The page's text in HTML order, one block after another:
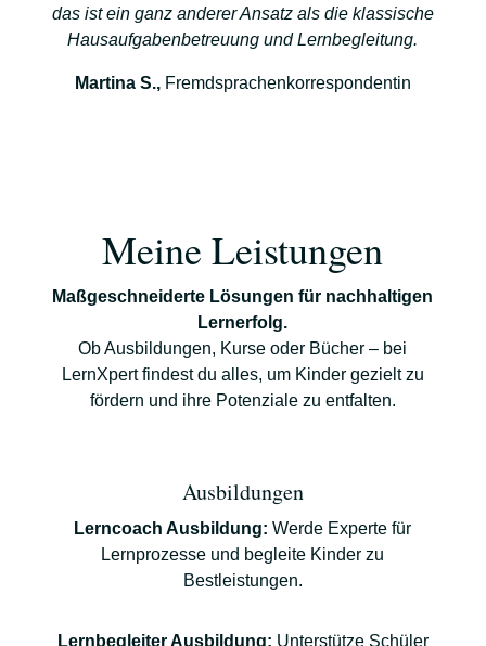
das ist ein ganz anderer Ansatz als die klassische
Hausaufgabenbetreuung und Lernbegleitung.
Martina S.,Fremdsprachenkorrespondentin
Meine Leistungen
Maßgeschneiderte Lösungen für nachhaltigen
Lernerfolg.
Ob Ausbildungen, Kurse oder Bücher – bei
LernXpert findest du alles, um Kinder gezielt zu
fördern und ihre Potenziale zu entfalten.
Ausbildungen
Lerncoach Ausbildung:Werde Experte für
Lernprozesse und begleite Kinder zu
Bestleistungen.
Lernbegleiter Ausbildung: Unterstütze Schüler